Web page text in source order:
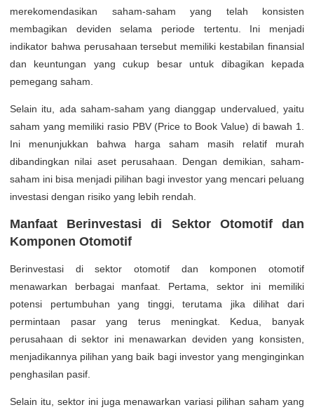
merekomendasikan saham-saham yang telah konsisten
membagikan deviden selama periode tertentu. Ini menjadi
indikator bahwa perusahaan tersebut memiliki kestabilan finansial
dan keuntungan yang cukup besar untuk dibagikan kepada
pemegang saham.
Selain itu, ada saham-saham yang dianggap undervalued, yaitu
saham yang memiliki rasio PBV (Price to Book Value) di bawah 1.
Ini menunjukkan bahwa harga saham masih relatif murah
dibandingkan nilai aset perusahaan. Dengan demikian, saham-
saham ini bisa menjadi pilihan bagi investor yang mencari peluang
investasi dengan risiko yang lebih rendah.
Manfaat Berinvestasi di Sektor Otomotif dan
Komponen Otomotif
Berinvestasi di sektor otomotif dan komponen otomotif
menawarkan berbagai manfaat. Pertama, sektor ini memiliki
potensi pertumbuhan yang tinggi, terutama jika dilihat dari
permintaan pasar yang terus meningkat. Kedua, banyak
perusahaan di sektor ini menawarkan deviden yang konsisten,
menjadikannya pilihan yang baik bagi investor yang menginginkan
penghasilan pasif.
Selain itu, sektor ini juga menawarkan variasi pilihan saham yang